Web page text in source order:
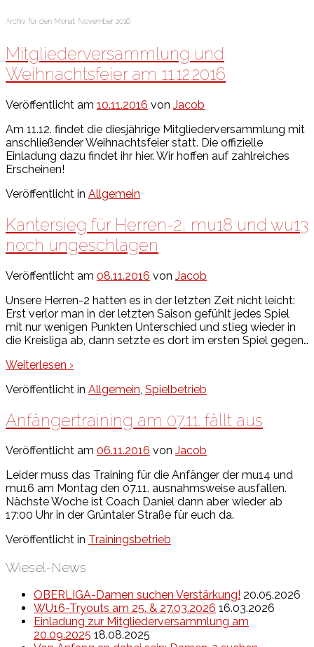
Archiv für den Monat: November 2016
Mitgliederversammlung und
Weihnachtsfeier am 11.12.2016
Veröffentlicht am 10.11.2016 von Jacob
Am 11.12. findet die diesjährige Mitgliederversammlung mit
anschließender Weihnachtsfeier statt. Die offizielle
Einladung dazu findet ihr hier. Wir hoffen auf zahlreiches
Erscheinen!
Veröffentlicht in Allgemein
Kantersieg für Herren-2, mu18 und wu13
noch ungeschlagen
Veröffentlicht am 08.11.2016 von Jacob
Unsere Herren-2 hatten es in der letzten Zeit nicht leicht:
Erst verlor man in der letzten Saison gefühlt jedes Spiel
mit nur wenigen Punkten Unterschied und stieg wieder in
die Kreisliga ab, dann setzte es dort im ersten Spiel gegen…
Weiterlesen ›
Veröffentlicht in Allgemein Spielbetrieb
Anfängertraining am 07.11. fällt aus
Veröffentlicht am 06.11.2016 von Jacob
Leider muss das Training für die Anfänger der mu14 und
mu16 am Montag den 07.11. ausnahmsweise ausfallen.
Nächste Woche ist Coach Daniel dann aber wieder ab
17:00 Uhr in der Grüntaler Straße für euch da.
Veröffentlicht in Trainingsbetrieb
Wiesel-News
OBERLIGA-Damen suchen Verstärkung! 20.05.2026
WU16-Tryouts am 25. & 27.03.2026 16.03.2026
Einladung zur Mitgliederversammlung am
20.09.2025 18.08.2025